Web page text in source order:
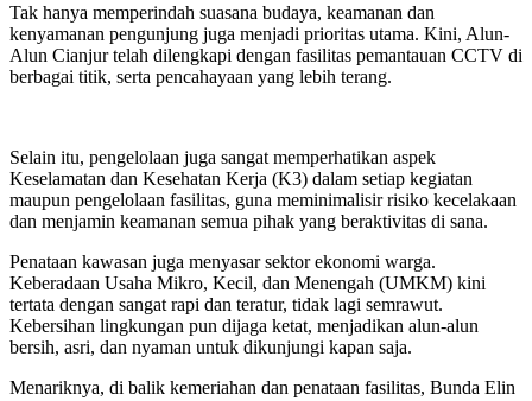
Tak hanya memperindah suasana budaya, keamanan dan
kenyamanan pengunjung juga menjadi prioritas utama. Kini, Alun-
Alun Cianjur telah dilengkapi dengan fasilitas pemantauan CCTV di
berbagai titik, serta pencahayaan yang lebih terang.
Selain itu, pengelolaan juga sangat memperhatikan aspek
Keselamatan dan Kesehatan Kerja (K3) dalam setiap kegiatan
maupun pengelolaan fasilitas, guna meminimalisir risiko kecelakaan
dan menjamin keamanan semua pihak yang beraktivitas di sana.
Penataan kawasan juga menyasar sektor ekonomi warga.
Keberadaan Usaha Mikro, Kecil, dan Menengah (UMKM) kini
tertata dengan sangat rapi dan teratur, tidak lagi semrawut.
Kebersihan lingkungan pun dijaga ketat, menjadikan alun-alun
bersih, asri, dan nyaman untuk dikunjungi kapan saja.
Menariknya, di balik kemeriahan dan penataan fasilitas, Bunda Elin